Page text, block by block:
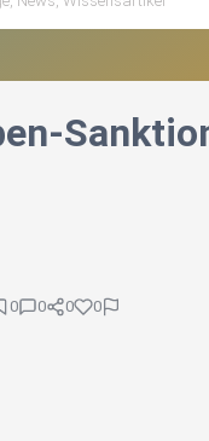
0 0 0 0